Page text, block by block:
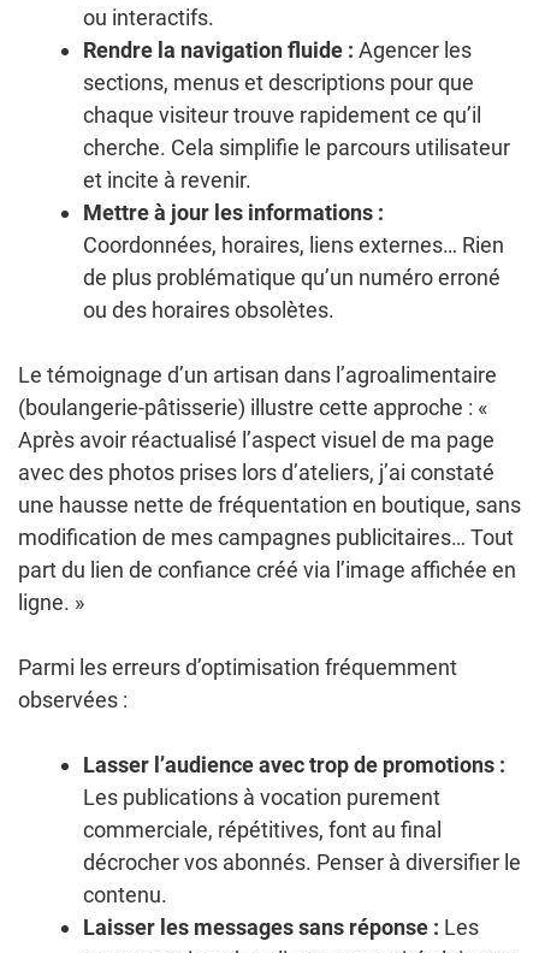
ou interactifs.
Rendre la navigation fluide : Agencer les
sections, menus et descriptions pour que
chaque visiteur trouve rapidement ce qu’il
cherche. Cela simplifie le parcours utilisateur
et incite à revenir.
Mettre à jour les informations :
Coordonnées, horaires, liens externes… Rien
de plus problématique qu’un numéro erroné
ou des horaires obsolètes.
Le témoignage d’un artisan dans l’agroalimentaire
(boulangerie-pâtisserie) illustre cette approche : «
Après avoir réactualisé l’aspect visuel de ma page
avec des photos prises lors d’ateliers, j’ai constaté
une hausse nette de fréquentation en boutique, sans
modification de mes campagnes publicitaires… Tout
part du lien de confiance créé via l’image affichée en
ligne. »
Parmi les erreurs d’optimisation fréquemment
observées :
Lasser l’audience avec trop de promotions :
Les publications à vocation purement
commerciale, répétitives, font au final
décrocher vos abonnés. Penser à diversifier le
contenu.
Laisser les messages sans réponse : Les